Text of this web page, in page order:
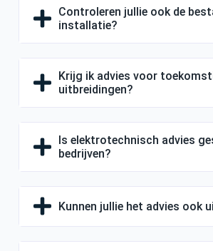
Controleren jullie ook de
installatie?
Krijg ik advies voor
uitbreidingen?
Is elektrotechnisch advies
bedrijven?
Kunnen jullie het advies ook